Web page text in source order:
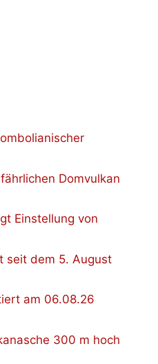
Domvulkan
Einstellung von
seit dem 5. August
am 06.08.26
300 m hoch